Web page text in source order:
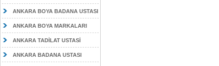
ANKARA BOYA BADANA USTASI
ANKARA BOYA MARKALARI
ANKARA TADİLAT USTASİ
ANKARA BADANA USTASI